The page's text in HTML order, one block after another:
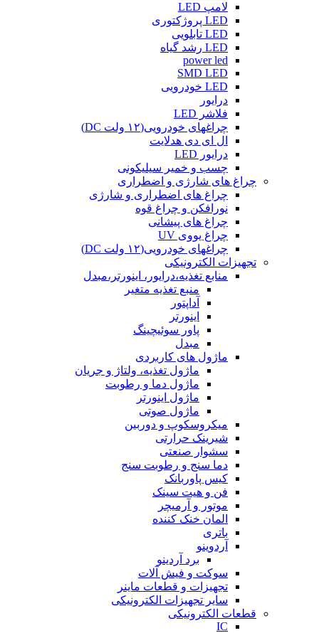
لامپ LED
LED پروژکتوری
LED تابلویی
LED رشد گیاه
power led
SMD LED
LED خودرویی
درایور
فلاشر LED
چراغهای خودرویی(۱۲ ولت DC)
ال ای دی هدلایت
درایور LED
چسب و خمیر سیلیکونی
چراغ های شارژی و اضطراری
چراغ های اضطراری و شارژی
نورافکن و چراغ قوه
چراغ های پیشانی
چراغ یووی UV
چراغهای خودرویی(۱۲ ولت DC)
تجهیزات الکترونیکی
منابع تغذیه،درایور، اینورتر،مبدل
منبع تغذیه متغیر
آداپتور
اینورتر
پاور سوئیچینگ
مبدل
ماژول های کاربردی
ماژول تغذیه، ولتاژ و جریان
ماژول دما و رطوبت
ماژول اینورتر
ماژول صوتی
میکروسکوپ و دوربین
شیرینک حرارتی
سشوار صنعتی
دما سنج و رطوبت سنج
کیس پاوربانک
فن و هیت سینک
موتور و آرمیچر
المان خنک کننده
باتری
آردوینو
برد آردینو
سوکت و فیش آلات
تجهیزات و قطعات ماینر
سایر تجهیزات الکترونیکی
قطعات الکترونیکی
IC